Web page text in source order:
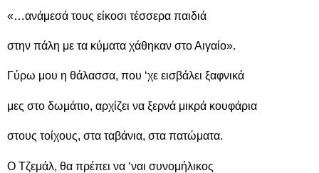
«…ανάμεσά τους είκοσι τέσσερα παιδιά
στην πάλη με τα κύματα χάθηκαν στο Αιγαίο».
Γύρω μου η θάλασσα, που ‘χε εισβάλει ξαφνικά
μες στο δωμάτιο, αρχίζει να ξερνά μικρά κουφάρια
στους τοίχους, στα ταβάνια, στα πατώματα.
Ο Τζεμάλ, θα πρέπει να ‘ναι συνομήλικος